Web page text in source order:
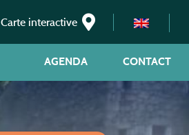
Carte interactive
CONTACT
AGENDA